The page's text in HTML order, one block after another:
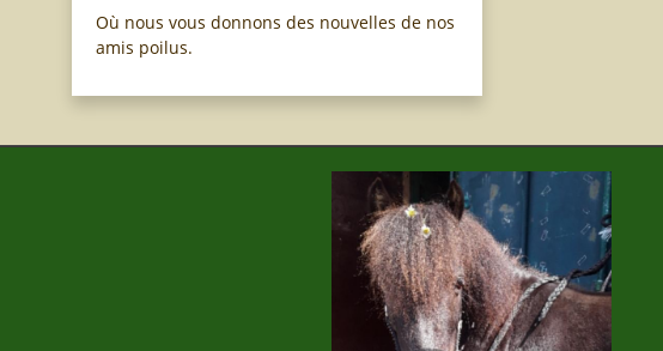
Où nous vous donnons des nouvelles de nos
amis poilus.